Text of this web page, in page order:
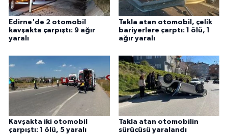
Edirne'de 2 otomobil
kavşakta çarpıştı: 9 ağır
yaralı
Takla atan otomobil, çelik
bariyerlere çarptı: 1 ölü, 1
ağır yaralı
Kavşakta iki otomobil
çarpıştı: 1 ölü, 5 yaralı
Takla atan otomobilin
sürücüsü yaralandı